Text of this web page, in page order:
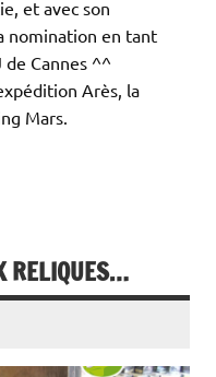
et avec son
nomination en tant
de Cannes ^^
Arès, la
Mars.
RELIQUES…